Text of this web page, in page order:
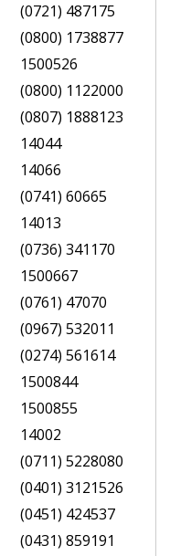
(0721) 487175
(0800) 1738877
1500526
(0800) 1122000
(0807) 1888123
14044
14066
(0741) 60665
14013
(0736) 341170
1500667
(0761) 47070
(0967) 532011
(0274) 561614
1500844
1500855
14002
(0711) 5228080
(0401) 3121526
(0451) 424537
(0431) 859191